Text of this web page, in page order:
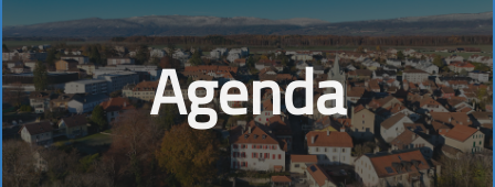
Agenda